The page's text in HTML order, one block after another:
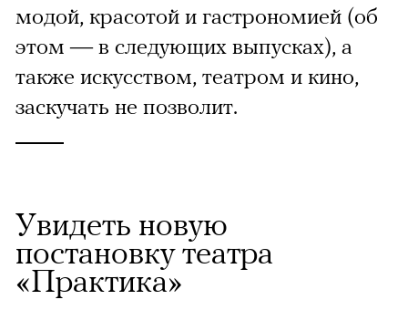
модой, красотой и гастрономией (об
этом — в следующих выпусках), а
также искусством, театром и кино,
заскучать не позволит.
Увидеть новую
постановку театра
«Практика»